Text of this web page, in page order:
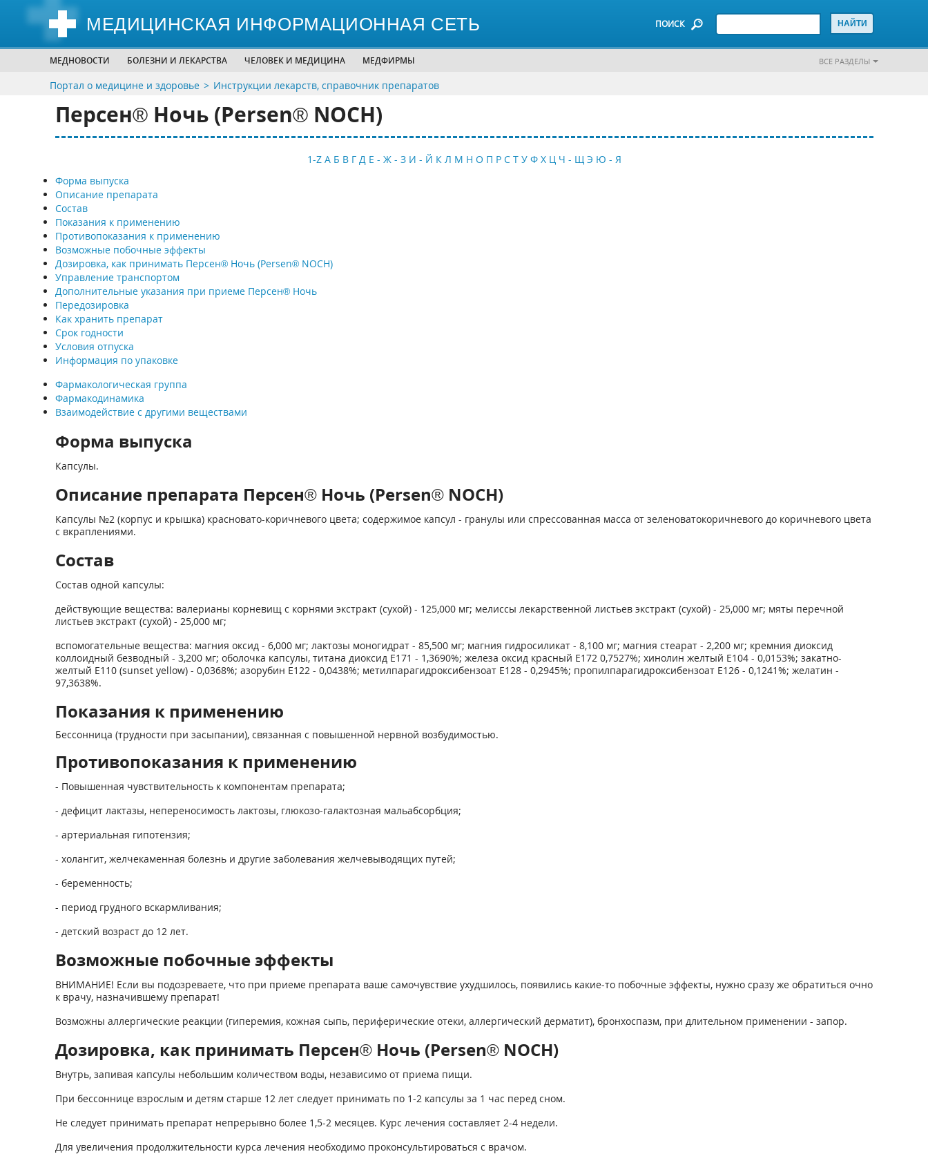
МЕДИЦИНСКАЯ ИНФОРМАЦИОННАЯ СЕТЬ ПОИСК
МЕДНОВОСТИ БОЛЕЗНИ И ЛЕКАРСТВА ЧЕЛОВЕК И МЕДИЦИНА МЕДФИРМЫ ВСЕ РАЗДЕЛЫ
Портал о медицине и здоровье Инструкции лекарств, справочник препаратов
Персен® Ночь (Persen® NOCH)
1-Z А Б В Г Д Е - Ж - З И - Й К Л М Н О П Р С Т У Ф Х Ц Ч - Щ Э Ю - Я
Форма выпуска
Описание препарата
Состав
Показания к применению
Противопоказания к применению
Возможные побочные эффекты
Дозировка, как принимать Персен® Ночь (Persen® NOCH)
Управление транспортом
Дополнительные указания при приеме Персен® Ночь
Передозировка
Как хранить препарат
Срок годности
Условия отпуска
Информация по упаковке
Фармакологическая группа
Фармакодинамика
Взаимодействие с другими веществами
Форма выпуска
Капсулы.
Описание препарата Персен® Ночь (Persen® NOCH)
Капсулы №2 (корпус и крышка) красновато-коричневого цвета; содержимое капсул - гранулы или спрессованная масса от зеленовато­коричневого до коричневого цвета
с вкраплениями.
Состав
Состав одной капсулы:
действующие вещества: валерианы корневищ с корнями экстракт (сухой) - 125,000 мг; мелиссы лекарственной листьев экстракт (сухой) - 25,000 мг; мяты перечной
листьев экстракт (сухой) - 25,000 мг;
вспомогательные вещества: магния оксид - 6,000 мг; лактозы моногидрат - 85,500 мг; магния гидросиликат - 8,100 мг; магния стеарат - 2,200 мг; кремния диоксид
коллоидный безводный - 3,200 мг; оболочка капсулы, титана диоксид Е171 - 1,3690%; железа оксид красный Е172 0,7527%; хинолин желтый Е104 - 0,0153%; закатно-
желтый Е110 (sunset yellow) - 0,0368%; азорубин Е122 - 0,0438%; метилпарагидроксибензоат Е128 - 0,2945%; пропилпарагидроксибензоат Е126 - 0,1241%; желатин -
97,3638%.
Показания к применению
Бессонница (трудности при засыпании), связанная с повышенной нервной возбудимостью.
Противопоказания к применению
- Повышенная чувствительность к компонентам препарата;
- дефицит лактазы, непереносимость лактозы, глюкозо-галактозная мальабсорбция;
- артериальная гипотензия;
- холангит, желчекаменная болезнь и другие заболевания желчевыводящих путей;
- беременность;
- период грудного вскармливания;
- детский возраст до 12 лет.
Возможные побочные эффекты
ВНИМАНИЕ! Если вы подозреваете, что при приеме препарата ваше самочувствие ухудшилось, появились какие-то побочные эффекты, нужно сразу же обратиться очно
к врачу, назначившему препарат!
Возможны аллергические реакции (гиперемия, кожная сыпь, периферические отеки, аллергический дерматит), бронхоспазм, при длительном применении - запор.
Дозировка, как принимать Персен® Ночь (Persen® NOCH)
Внутрь, запивая капсулы небольшим количеством воды, независимо от приема пищи.
При бессоннице взрослым и детям старше 12 лет следует принимать по 1-2 капсулы за 1 час перед сном.
Не следует принимать препарат непрерывно более 1,5-2 месяцев. Курс лечения составляет 2-4 недели.
Для увеличения продолжительности курса лечения необходимо проконсультироваться с врачом.